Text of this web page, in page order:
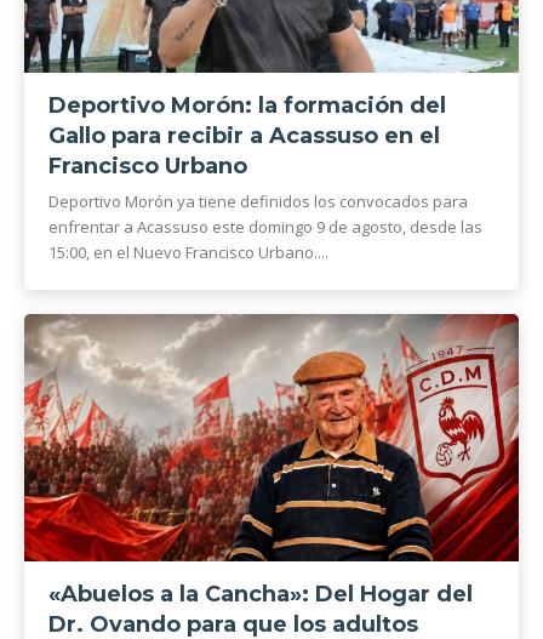
Deportivo Morón: la formación del
Gallo para recibir a Acassuso en el
Francisco Urbano
Deportivo Morón ya tiene definidos los convocados para
enfrentar a Acassuso este domingo 9 de agosto, desde las
15:00, en el Nuevo Francisco Urbano....
«Abuelos a la Cancha»: Del Hogar del
Dr. Ovando para que los adultos